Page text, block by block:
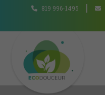
819 996-1495